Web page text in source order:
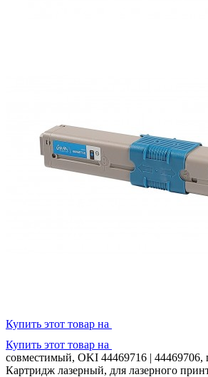
Купить этот товар на
Купить этот товар на
совместимый, OKI 44469716 | 44469706,
Картридж лазерный, для лазерного